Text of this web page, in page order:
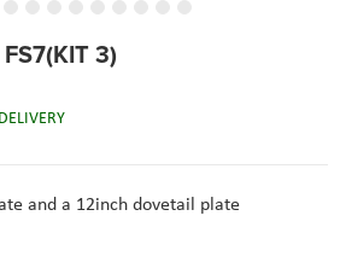
3)
and a 12inch dovetail plate